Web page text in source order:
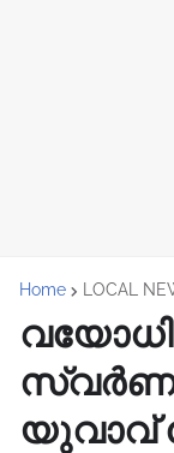
Home LOCAL
യുവാവ്